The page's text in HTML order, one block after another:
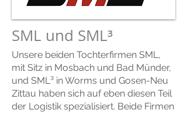
SML und SML³
Unsere beiden Tochterfirmen SML,
mit Sitz in Mosbach und Bad Münder,
und SML³ in Worms und Gosen-Neu
Zittau haben sich auf eben diesen Teil
der Logistik spezialisiert. Beide Firmen